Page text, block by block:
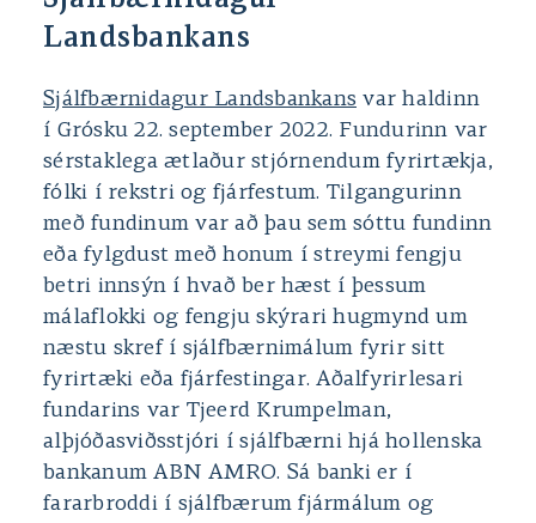
Landsbankans
Sjálfbærnidagur Landsbankans var haldinn
í Grósku 22. september 2022. Fundurinn var
sérstaklega ætlaður stjórnendum fyrirtækja,
fólki í rekstri og fjárfestum. Tilgangurinn
með fundinum var að þau sem sóttu fundinn
eða fylgdust með honum í streymi fengju
betri innsýn í hvað ber hæst í þessum
málaflokki og fengju skýrari hugmynd um
næstu skref í sjálfbærnimálum fyrir sitt
fyrirtæki eða fjárfestingar. Aðalfyrirlesari
fundarins var Tjeerd Krumpelman,
alþjóðasviðsstjóri í sjálfbærni hjá hollenska
bankanum ABN AMRO. Sá banki er í
fararbroddi í sjálfbærum fjármálum og